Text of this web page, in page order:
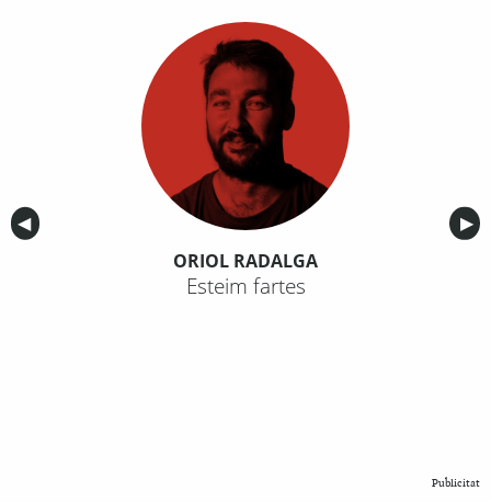
Anterior
◀︎ ▶︎
ORIOL RADALGA
Esteim fartes
Publicitat